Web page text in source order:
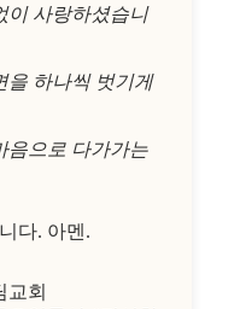
이 사랑하셨습니
을 하나씩 벗기게
음으로 다가가는
다. 아멘.
교회